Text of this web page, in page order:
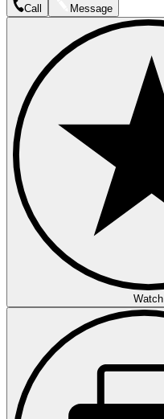
Call Message
Watch